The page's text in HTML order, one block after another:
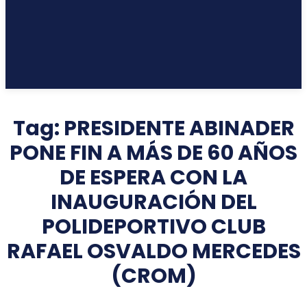
Tag: PRESIDENTE ABINADER
PONE FIN A MÁS DE 60 AÑOS
DE ESPERA CON LA
INAUGURACIÓN DEL
POLIDEPORTIVO CLUB
RAFAEL OSVALDO MERCEDES
(CROM)